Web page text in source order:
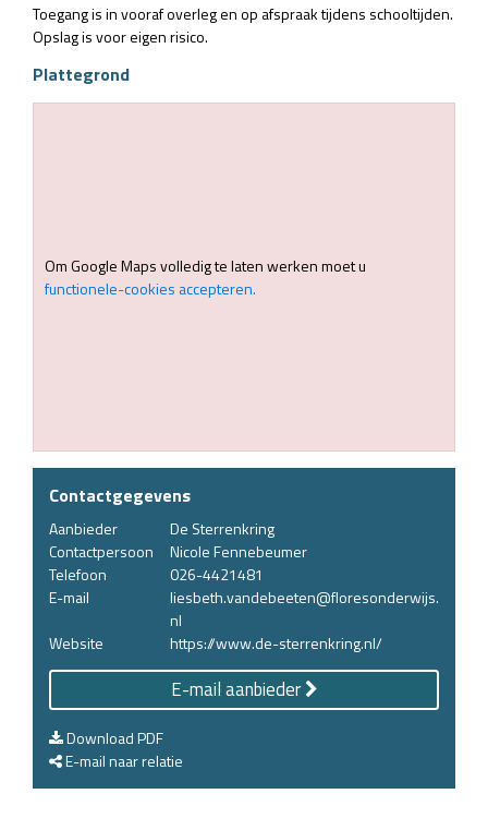
Toegang is in vooraf overleg en op afspraak tijdens schooltijden.
Opslag is voor eigen risico.
Plattegrond
Om Google Maps volledig te laten werken moet u
functionele-cookies accepteren.
Contactgegevens
Aanbieder
De Sterrenkring
Contactpersoon
Nicole Fennebeumer
Telefoon
026-4421481
E-mail
liesbeth.vandebeeten@floresonderwijs.
nl
Website
https://www.de-sterrenkring.nl/
E-mail aanbieder
Download PDF
E-mail naar relatie